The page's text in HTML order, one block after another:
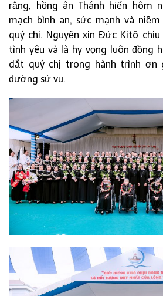
rằng, hồng ân Thánh hiến hôm
mạch bình an, sức mạnh và
quý chị. Nguyện xin Đức Kitô
tình yêu và là hy vọng luôn đồng
dắt quý chị trong hành trình ơn
đường sứ vụ.